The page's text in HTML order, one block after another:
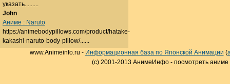
указать.........
John
Аниме : Naruto
https://animebodypillows.com/product/hatake-
kakashi-naruto-body-pillow/......
www.Animeinfo.ru - Информационная база по Японской Анимации (
(c) 2001-2013 АнимеИнфо - посмотреть аниме